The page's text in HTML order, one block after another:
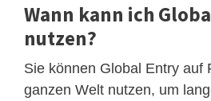
Wann kann ich
nutzen?
Sie können Global Entry auf
ganzen Welt nutzen, um